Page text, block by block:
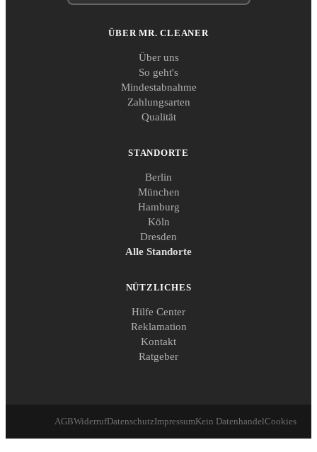
ÜBER MR. CLEANER
Über uns
So geht's
Mindestabnahme
Zahlungsarten
Qualität
STANDORTE
Berlin
München
Hamburg
Köln
Dresden
Alle Standorte
NÜTZLICHES
Hilfe Center
Reklamation
Kontakt
Ratgeber
AGBWiderrufDatenschutzImpressumKein DatenhandelCookies